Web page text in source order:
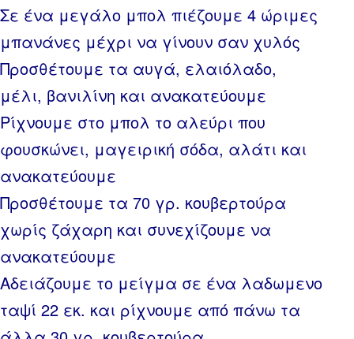
Σε ένα μεγάλο μπολ πιέζουμε 4 ώριμες
μπανάνες μέχρι να γίνουν σαν χυλός
Προσθέτουμε τα αυγά, ελαιόλαδο,
μέλι, βανιλίνη και ανακατεύουμε
Ρίχνουμε στο μπολ το αλεύρι που
φουσκώνει, μαγειρική σόδα, αλάτι και
ανακατεύουμε
Προσθέτουμε τα 70 γρ. κουβερτούρα
χωρίς ζάχαρη και συνεχίζουμε να
ανακατεύουμε
Αδειάζουμε το μείγμα σε ένα λαδωμενο
ταψί 22 εκ. και ρίχνουμε από πάνω τα